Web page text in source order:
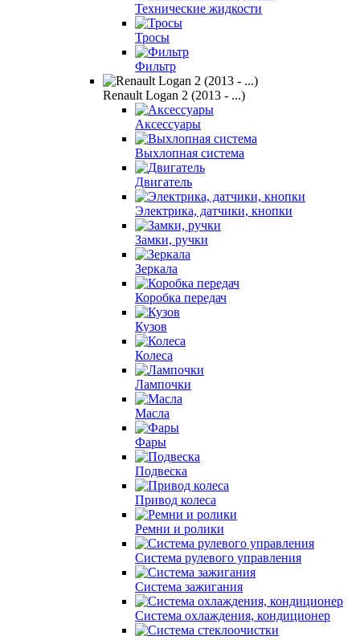
Технические жидкости
Тросы
Фильтр
Renault Logan 2 (2013 - ...)
Аксессуары
Выхлопная система
Двигатель
Электрика, датчики, кнопки
Замки, ручки
Зеркала
Коробка передач
Кузов
Колеса
Лампочки
Масла
Фары
Подвеска
Привод колеса
Ремни и ролики
Система рулевого управления
Система зажигания
Система охлаждения, кондиционер